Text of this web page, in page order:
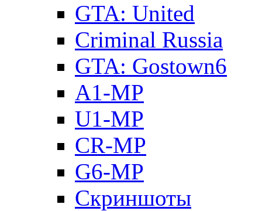
GTA: United
Criminal Russia
GTA: Gostown6
A1-MP
U1-MP
CR-MP
G6-MP
Скриншоты